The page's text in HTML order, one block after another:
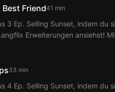
Best Friend41 min
3 Ep. Selling Sunset, indem du
Erweiterungen ansiehst!
33 min
4 Ep. Selling Sunset, indem du